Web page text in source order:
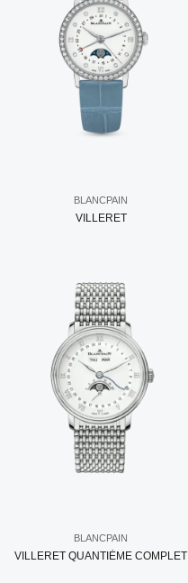
BLANCPAIN
VILLERET
BLANCPAIN
VILLERET QUANTIÈME COMPLET